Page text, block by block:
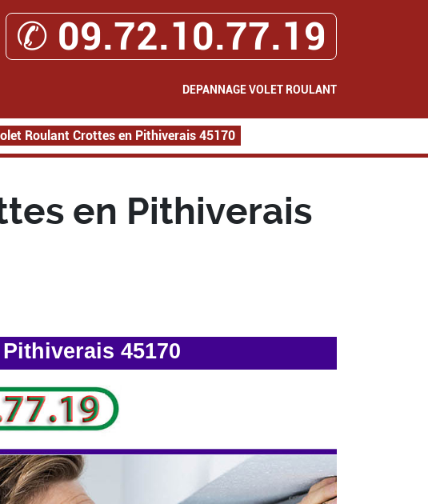
✆ 09.72.10.77.19
DEPANNAGE VOLET ROULANT
Roulant Crottes en Pithiverais 45170
en Pithiverais
45170